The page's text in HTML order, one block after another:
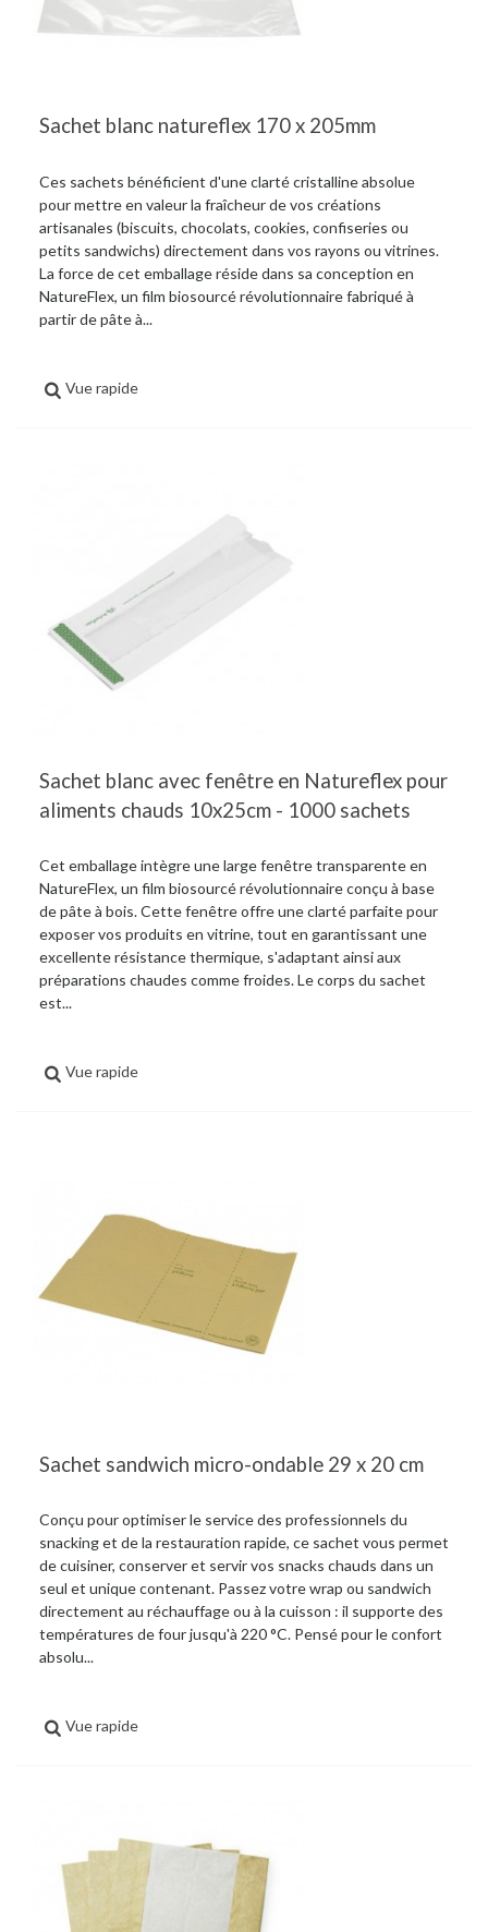
Sachet blanc natureflex 170 x 205mm
Ces sachets bénéficient d'une clarté cristalline absolue
pour mettre en valeur la fraîcheur de vos créations
artisanales (biscuits, chocolats, cookies, confiseries ou
petits sandwichs) directement dans vos rayons ou vitrines.
La force de cet emballage réside dans sa conception en
NatureFlex, un film biosourcé révolutionnaire fabriqué à
partir de pâte à...
Vue rapide
Sachet blanc avec fenêtre en Natureflex pour
aliments chauds 10x25cm - 1000 sachets
Cet emballage intègre une large fenêtre transparente en
NatureFlex, un film biosourcé révolutionnaire conçu à base
de pâte à bois. Cette fenêtre offre une clarté parfaite pour
exposer vos produits en vitrine, tout en garantissant une
excellente résistance thermique, s'adaptant ainsi aux
préparations chaudes comme froides. Le corps du sachet
est...
Vue rapide
Sachet sandwich micro-ondable 29 x 20 cm
Conçu pour optimiser le service des professionnels du
snacking et de la restauration rapide, ce sachet vous permet
de cuisiner, conserver et servir vos snacks chauds dans un
seul et unique contenant. Passez votre wrap ou sandwich
directement au réchauffage ou à la cuisson : il supporte des
températures de four jusqu'à 220 °C. Pensé pour le confort
absolu...
Vue rapide